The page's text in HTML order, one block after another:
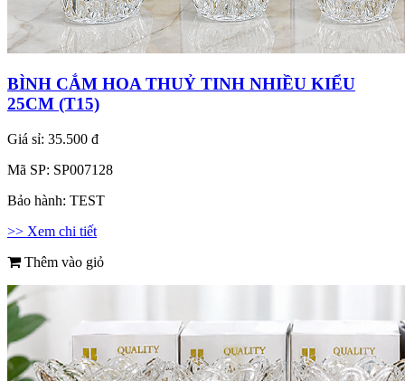
BÌNH CẮM HOA THUỶ TINH NHIỀU KIỂU
25CM (T15)
Giá sỉ: 35.500 đ
Mã SP: SP007128
Bảo hành: TEST
>> Xem chi tiết
Thêm vào giỏ